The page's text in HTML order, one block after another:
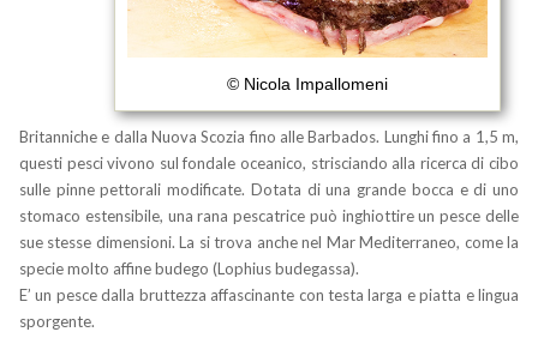
© Nicola Impallomeni
Britanniche e dalla Nuova Scozia fino alle Barbados. Lunghi fino a 1,5 m,
questi pesci vivono sul fondale oceanico, strisciando alla ricerca di cibo
sulle pinne pettorali modificate. Dotata di una grande bocca e di uno
stomaco estensibile, una rana pescatrice può inghiottire un pesce delle
sue stesse dimensioni. La si trova anche nel Mar Mediterraneo, come la
specie molto affine budego (Lophius budegassa).
E’ un pesce dalla bruttezza affascinante con testa larga e piatta e lingua
sporgente.